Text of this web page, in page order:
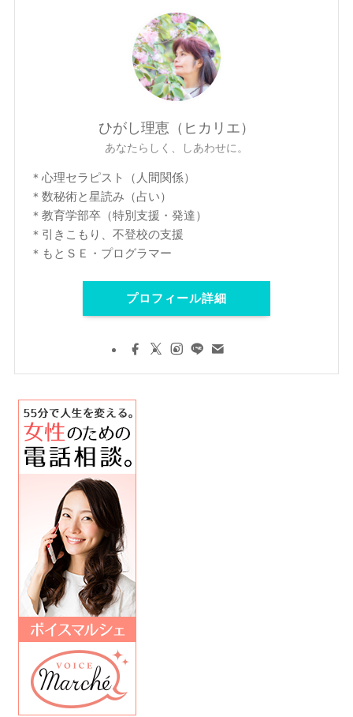
ひがし理恵（ヒカリエ）
あなたらしく、しあわせに。
＊心理セラピスト（人間関係）
＊数秘術と星読み（占い）
＊教育学部卒（特別支援・発達）
＊引きこもり、不登校の支援
＊もとＳＥ・プログラマー
プロフィール詳細